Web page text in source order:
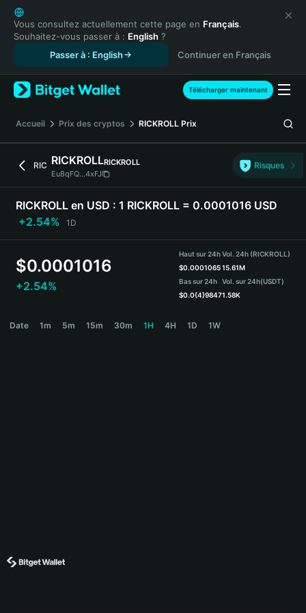
English
日本語
Tiếng Việt
Español (Latinoamérica)
Türkçe
Français
Deutsch
繁體中文
Português (Portugal)
Bahasa Indonesia
ภาษาไทย
हिन्दी
Español
Português (Brasil)
Vous consultez actuellement cette page en Français.
Souhaitez-vous passer à : English ?
Passer à : English
Continuer en Français
Télécharger maintenant
Accueil Prix des cryptos RICKROLL Prix
RIC RICKROLLRICKROLL
Eu8qFQ...4xFJ
Risques
RICKROLL en USD : 1 RICKROLL = 0.0001016 USD
+2.54%
1D
$0.0001016
+2.54%
Haut sur 24h
$0.0001065
Bas sur 24h
$0.0{4}9847
Vol. 24h (RICKROLL)
15.61M
Vol. sur 24h(USDT)
1.58K
Date 1m 5m 15m 30m 1H 4H 1D 1W